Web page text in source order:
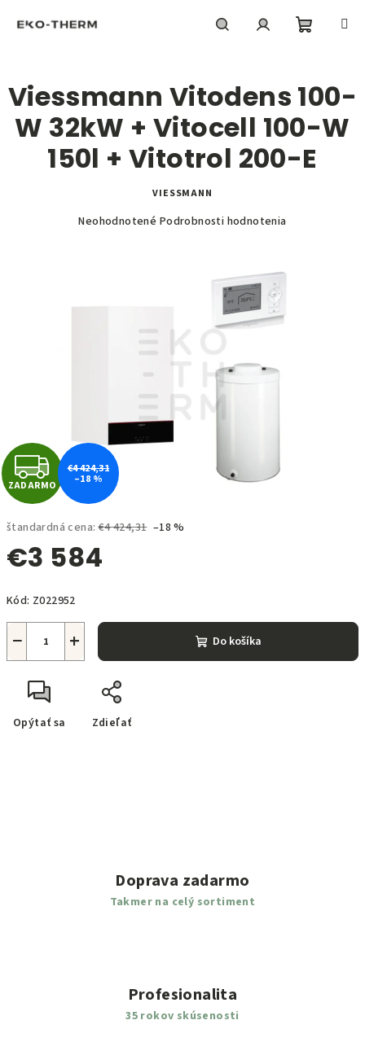
košík
štandardná cena: €4 424,31 –18 %
€3 584
cena:
Kód: Z022952
+
− Do košíka
Opýtať sa Zdieľať
Viessmann Vitodens 100-
W 32kW + Vitocell 100-W
150l + Vitotrol 200-E
VIESSMANN
Priemerné
Neohodnotené Podrobnosti hodnotenia
Z
A
D
A
R
M
O
ZADARMO
€4 424,31
–18 %
Doprava zadarmo
Takmer na celý sortiment
Profesionalita
35 rokov skúsenosti